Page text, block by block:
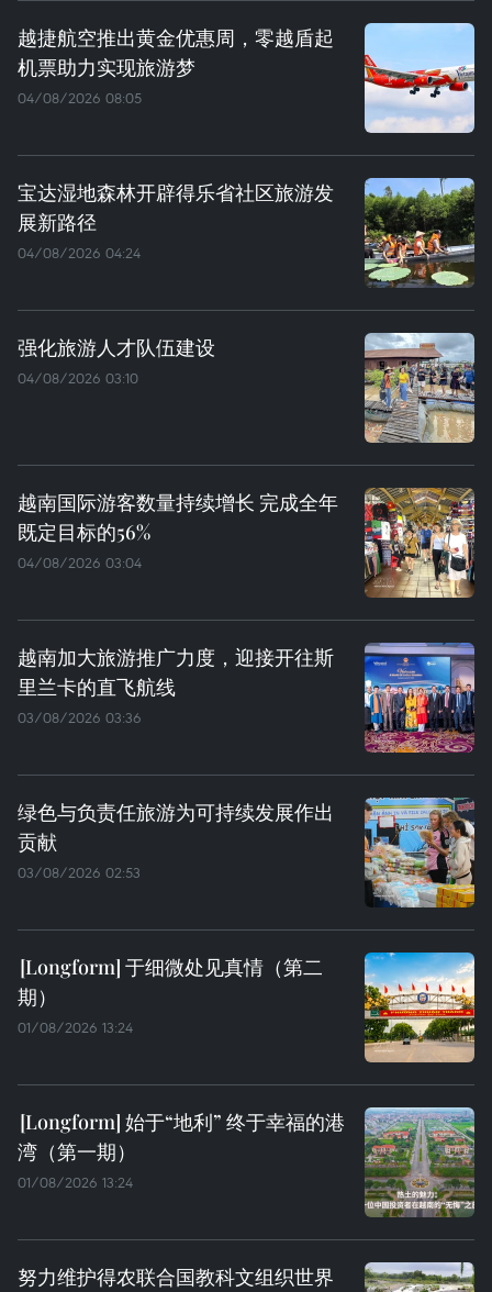
越捷航空推出黄金优惠周，零越盾起
机票助力实现旅游梦
04/08/2026 08:05
宝达湿地森林开辟得乐省社区旅游发
展新路径
04/08/2026 04:24
强化旅游人才队伍建设
04/08/2026 03:10
越南国际游客数量持续增长 完成全年
既定目标的56%
04/08/2026 03:04
越南加大旅游推广力度，迎接开往斯
里兰卡的直飞航线
03/08/2026 03:36
绿色与负责任旅游为可持续发展作出
贡献
03/08/2026 02:53
于细微处见真情（第二
期）
01/08/2026 13:24
始于“地利” 终于幸福的港
湾（第一期）
01/08/2026 13:24
努力维护得农联合国教科文组织世界